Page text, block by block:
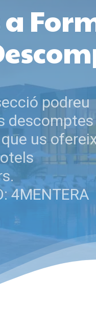
podreu
descomptes
us
4MENTERA